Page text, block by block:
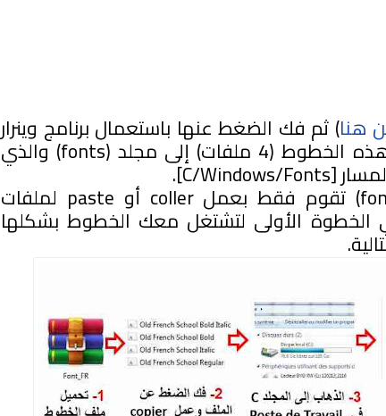
هنا) ثم فك الضغط عنها باستعمال برنامج وينرار
ملفات) إلى مجلد (fonts) والذي
[C/Windows/Fonts
].
) تقوم فقط بعملcoller أو paste لملفات
الخطوة الأولى لتشتغل معك الخطوط بشكلها